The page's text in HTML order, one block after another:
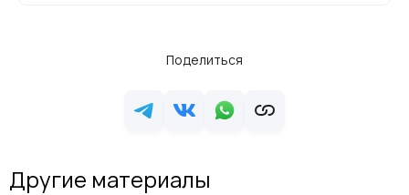
Поделиться
Другие материалы